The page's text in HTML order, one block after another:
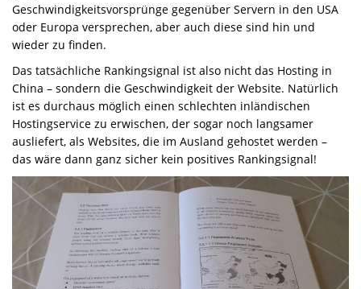
Geschwindigkeitsvorsprünge gegenüber Servern in den USA
oder Europa versprechen, aber auch diese sind hin und
wieder zu finden.
Das tatsächliche Rankingsignal ist also nicht das Hosting in
China – sondern die Geschwindigkeit der Website. Natürlich
ist es durchaus möglich einen schlechten inländischen
Hostingservice zu erwischen, der sogar noch langsamer
ausliefert, als Websites, die im Ausland gehostet werden –
das wäre dann ganz sicher kein positives Rankingsignal!